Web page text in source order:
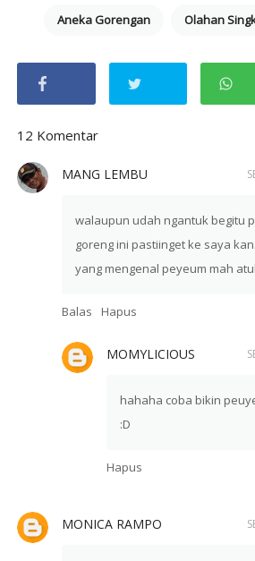
Aneka Gorengan Olahan
12 Komentar
MANG LEMBU
walaupun udah ngantuk begitu
goreng ini pastiinget ke saya
yang mengenal peyeum mah
Balas Hapus
MOMYLICIOUS
hahaha coba bikin
:D
Hapus
MONICA RAMPO